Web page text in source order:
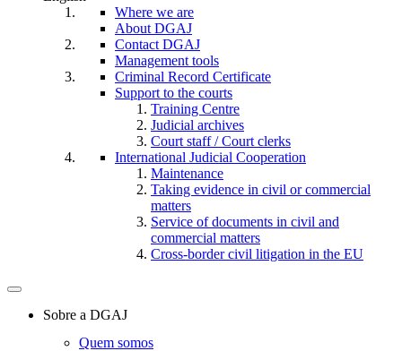
Where we are
About DGAJ
Contact DGAJ
Management tools
Criminal Record Certificate
Support to the courts
Training Centre
Judicial archives
Court staff / Court clerks
International Judicial Cooperation
Maintenance
Taking evidence in civil or commercial
matters
Service of documents in civil and
commercial matters​​
Cross-border civil litigation in the EU
Toggle
navigationSobre a DGAJ
Quem somos